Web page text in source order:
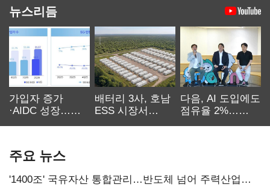
뉴스리듬
가입자 증가
·AIDC 성장…
배터리 3사, 호남
ESS 시장서
다음, AI 도입에도
점유율 2%…
주요 뉴스
'1400조' 국유자산 통합관리…반도체 넘어 주력산업